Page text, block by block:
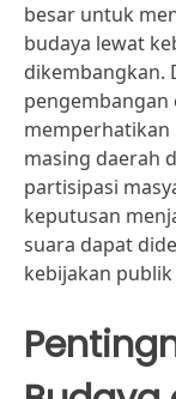
besar untuk
budaya lewat
dikembangkan.
pengembangan
masing daerah
partisipasi
keputusan
suara dapat
kebijakan